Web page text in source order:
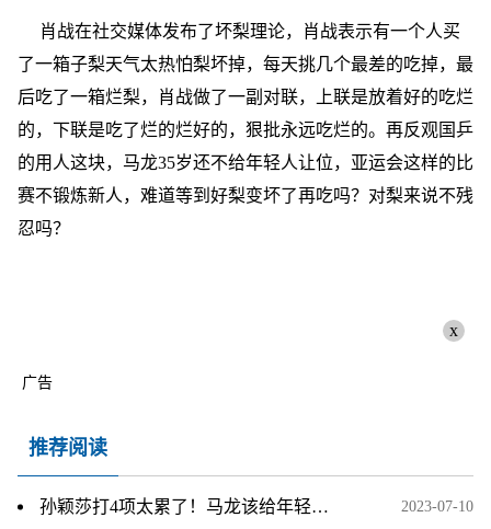
肖战在社交媒体发布了坏梨理论，肖战表示有一个人买
了一箱子梨天气太热怕梨坏掉，每天挑几个最差的吃掉，最
后吃了一箱烂梨，肖战做了一副对联，上联是放着好的吃烂
的，下联是吃了烂的烂好的，狠批永远吃烂的。再反观国乒
的用人这块，马龙35岁还不给年轻人让位，亚运会这样的比
赛不锻炼新人，难道等到好梨变坏了再吃吗？对梨来说不残
忍吗？
x
广告
推荐阅读
孙颖莎打4项太累了！马龙该给年轻人让位，刘国梁又不锻炼新人 2023-07-10